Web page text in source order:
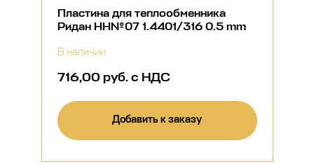
Пластина для теплообменника
Ридан НН№07 1.4401/316 0.5 mm
В наличии
716,00 руб. с НДС
Добавить к заказу